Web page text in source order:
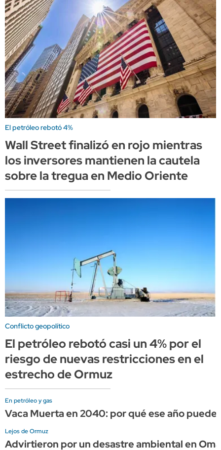
El petróleo rebotó 4%
Wall Street finalizó en rojo mientras
los inversores mantienen la cautela
sobre la tregua en Medio Oriente
Conflicto geopolítico
El petróleo rebotó casi un 4% por el
riesgo de nuevas restricciones en el
estrecho de Ormuz
En petróleo y gas
Vaca Muerta en 2040: por qué ese año
Lejos de Ormuz
Advirtieron por un desastre ambiental en